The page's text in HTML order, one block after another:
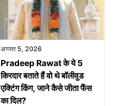
अगस्त 5, 2026
Pradeep Rawat के ये 5
किरदार बताते हैं वो थे बॉलीवुड
एक्टिंग किंग, जाने कैसे जीता फैंस
का दिल?